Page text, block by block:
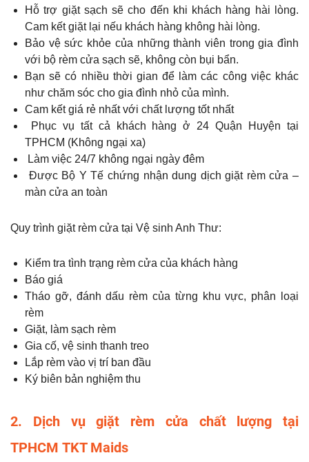
Hỗ trợ giặt sạch sẽ cho đến khi khách hàng hài lòng.
Cam kết giặt lại nếu khách hàng không hài lòng.
Bảo vệ sức khỏe của những thành viên trong gia đình
với bộ rèm cửa sạch sẽ, không còn bụi bẩn.
Bạn sẽ có nhiều thời gian để làm các công việc khác
như chăm sóc cho gia đình nhỏ của mình.
Cam kết giá rẻ nhất với chất lượng tốt nhất
Phục vụ tất cả khách hàng ở 24 Quận Huyện tại
TPHCM (Không ngại xa)
Làm việc 24/7 không ngại ngày đêm
Được Bộ Y Tế chứng nhận dung dịch giặt rèm cửa –
màn cửa an toàn
Quy trình giặt rèm cửa tại Vệ sinh Anh Thư:
Kiểm tra tình trạng rèm cửa của khách hàng
Báo giá
Tháo gỡ, đánh dấu rèm của từng khu vực, phân loại
rèm
Giặt, làm sạch rèm
Gia cố, vệ sinh thanh treo
Lắp rèm vào vị trí ban đầu
Ký biên bản nghiệm thu
2. Dịch vụ giặt rèm cửa chất lượng tại
TPHCM TKT Maids